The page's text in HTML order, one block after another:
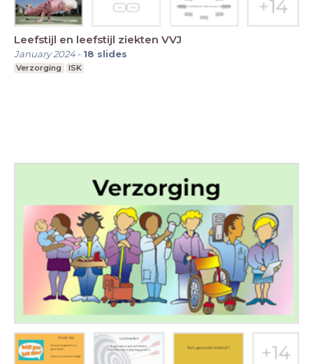
Leefstijl en leefstijl ziekten VVJ
January 2024- 18 slides
Verzorging ISK